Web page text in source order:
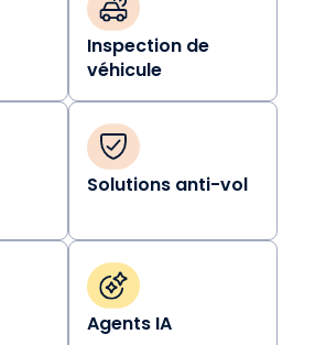
Inspection de
véhicule
Solutions anti-vol
Agents IA